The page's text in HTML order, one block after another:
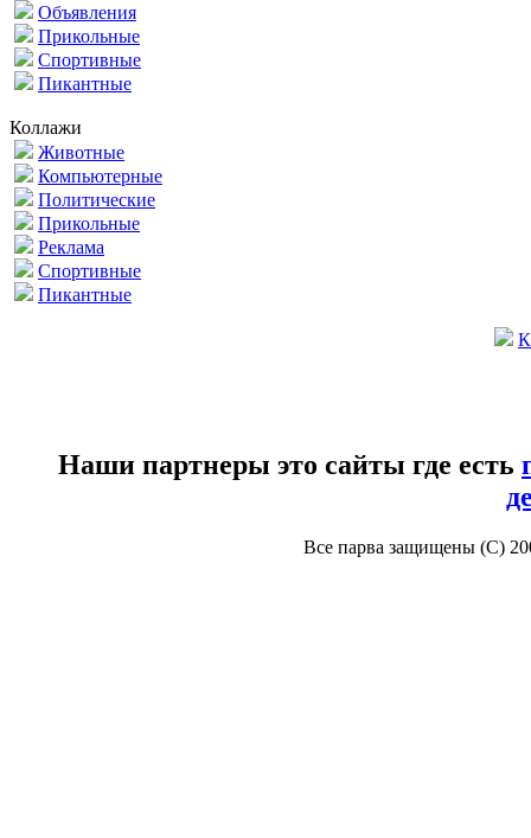
Объявления
Прикольные
Спортивные
Пикантные
Коллажи
Животные
Компьютерные
Политические
Прикольные
Реклама
Спортивные
Пикантные
Наши партнеры это сайты где есть
Все парва защищены (С)